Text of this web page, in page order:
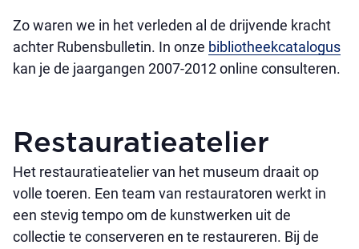
Zo waren we in het verleden al de drijvende kracht
achter Rubensbulletin. In onze bibliotheekcatalogus
kan je de jaargangen 2007-2012 online consulteren.
Restauratieatelier
Het restauratieatelier van het museum draait op
volle toeren. Een team van restauratoren werkt in
een stevig tempo om de kunstwerken uit de
collectie te conserveren en te restaureren. Bij de